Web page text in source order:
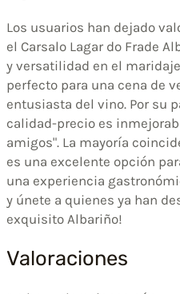
Los usuarios han dejado
el Carsalo Lagar do Frade
y versatilidad en el
perfecto para una cena de
entusiasta del vino. Por su
calidad-precio es
amigos". La mayoría
es una excelente opción
una experiencia
y únete a quienes ya han
exquisito Albariño!
Valoraciones